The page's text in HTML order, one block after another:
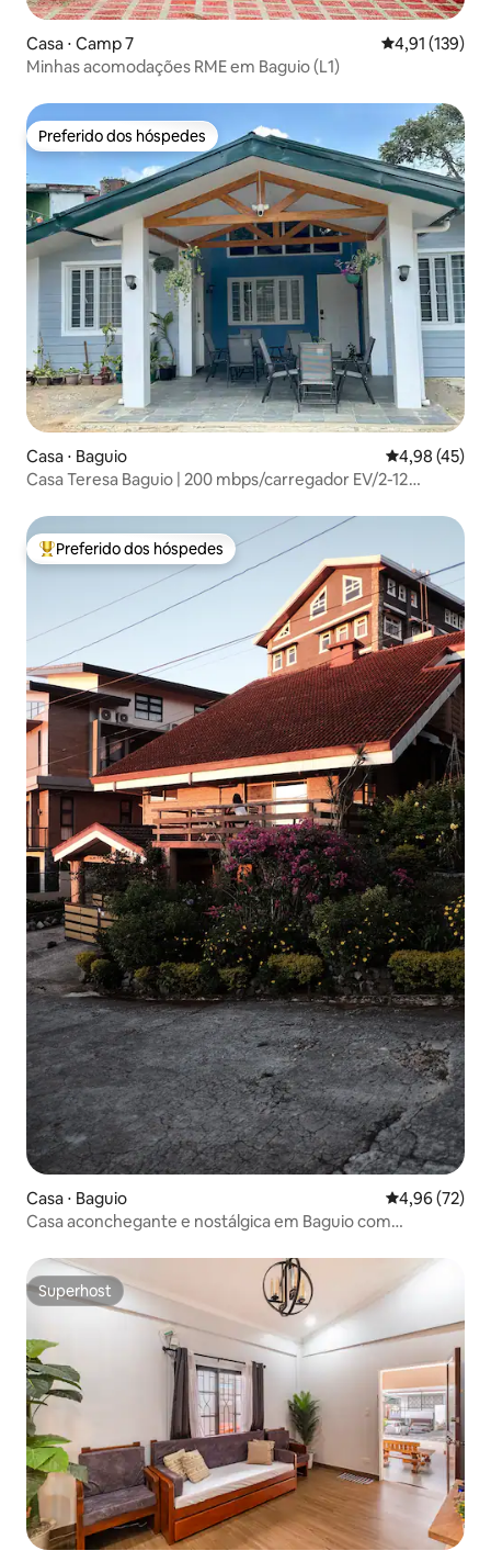
Casa ⋅ Camp 7 4,91 de uma
4,91 (139)
Minhas acomodações RME em Baguio (L1)
Preferido dos hóspedes
Preferido dos hóspedes
Casa ⋅ Baguio 4,98 de uma
4,98 (45)
Casa Teresa Baguio | 200 mbps/carregador EV/2-12
Entre os melhores preferidos dos hóspedes
Preferido dos hóspedes
Casa ⋅ Baguio 4,96 de uma
4,96 (72)
Casa aconchegante e nostálgica em Baguio com
Superhost
Superhost